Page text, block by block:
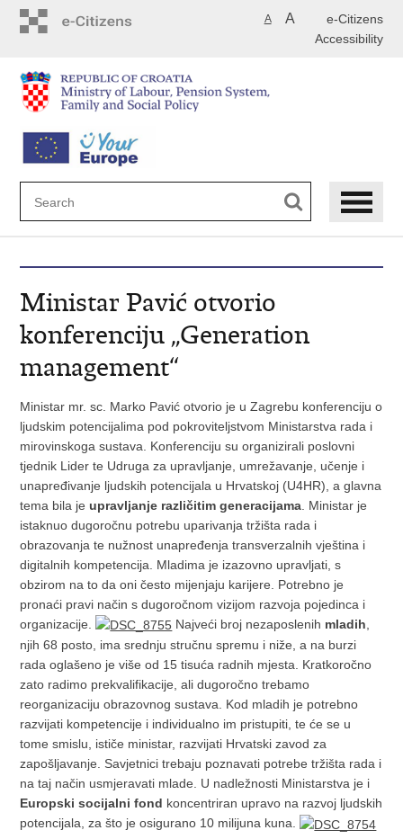
e-Citizens
A A
Accessibility
Ministar Pavić otvorio
konferenciju „Generation
management“
Ministar mr. sc. Marko Pavić otvorio je u Zagrebu konferenciju o
ljudskim potencijalima pod pokroviteljstvom Ministarstva rada i
mirovinskoga sustava. Konferenciju su organizirali poslovni
tjednik Lider te Udruga za upravljanje, umrežavanje, učenje i
unapređivanje ljudskih potencijala u Hrvatskoj (U4HR), a glavna
tema bila jeupravljanje različitim generacijama Ministar je
istaknuo dugoročnu potrebu uparivanja tržišta rada i
obrazovanja te nužnost unapređenja transverzalnih vještina i
digitalnih kompetencija. Mladima je izazovno upravljati, s
obzirom na to da oni često mijenjaju karijere. Potrebno je
pronaći pravi način s dugoročnom vizijom razvoja pojedinca i
organizacije.
Najveći broj nezaposlenih mladih
njih 68 posto, ima srednju stručnu spremu i niže, a na burzi
rada oglašeno je više od 15 tisuća radnih mjesta. Kratkoročno
zato radimo prekvalifikacije, ali dugoročno trebamo
reorganizaciju obrazovnog sustava. Kod mladih je potrebno
razvijati kompetencije i individualno im pristupiti, te će se u
tome smislu, ističe ministar, razvijati Hrvatski zavod za
zapošljavanje. Savjetnici trebaju poznavati potrebe tržišta rada i
na taj način usmjeravati mlade. U nadležnosti Ministarstva je i
Europski socijalni fond koncentriran upravo na razvoj ljudskih
potencijala, za što je osigurano 10 milijuna kuna.